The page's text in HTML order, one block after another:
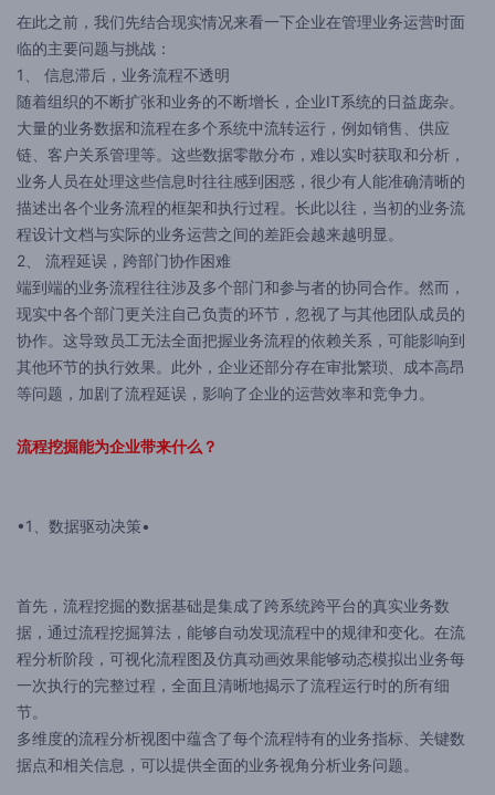
在此之前，我们先结合现实情况来看一下企业在管理业务运营时面
临的主要问题与挑战：
1、 信息滞后，业务流程不透明
随着组织的不断扩张和业务的不断增长，企业IT系统的日益庞杂。
大量的业务数据和流程在多个系统中流转运行，例如销售、供应
链、客户关系管理等。这些数据零散分布，难以实时获取和分析，
业务人员在处理这些信息时往往感到困惑，很少有人能准确清晰的
描述出各个业务流程的框架和执行过程。长此以往，当初的业务流
程设计文档与实际的业务运营之间的差距会越来越明显。
2、 流程延误，跨部门协作困难
端到端的业务流程往往涉及多个部门和参与者的协同合作。然而，
现实中各个部门更关注自己负责的环节，忽视了与其他团队成员的
协作。这导致员工无法全面把握业务流程的依赖关系，可能影响到
其他环节的执行效果。此外，企业还部分存在审批繁琐、成本高昂
等问题，加剧了流程延误，影响了企业的运营效率和竞争力。
流程挖掘能为企业带来什么？
•1、数据驱动决策•
首先，流程挖掘的数据基础是集成了跨系统跨平台的真实业务数
据，通过流程挖掘算法，能够自动发现流程中的规律和变化。在流
程分析阶段，可视化流程图及仿真动画效果能够动态模拟出业务每
一次执行的完整过程，全面且清晰地揭示了流程运行时的所有细
节。
多维度的流程分析视图中蕴含了每个流程特有的业务指标、关键数
据点和相关信息，可以提供全面的业务视角分析业务问题。